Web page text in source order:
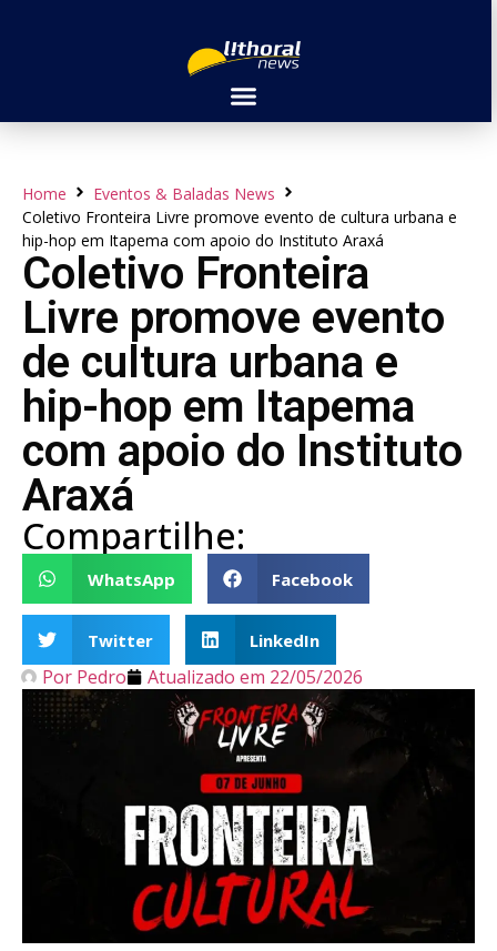
Home
Eventos & Baladas News
Coletivo Fronteira Livre promove evento de cultura urbana e
hip-hop em Itapema com apoio do Instituto Araxá
Coletivo Fronteira
Livre promove evento
de cultura urbana e
hip-hop em Itapema
com apoio do Instituto
Araxá
Compartilhe:
WhatsApp Facebook
Twitter LinkedIn
Por Pedro Atualizado em 22/05/2026